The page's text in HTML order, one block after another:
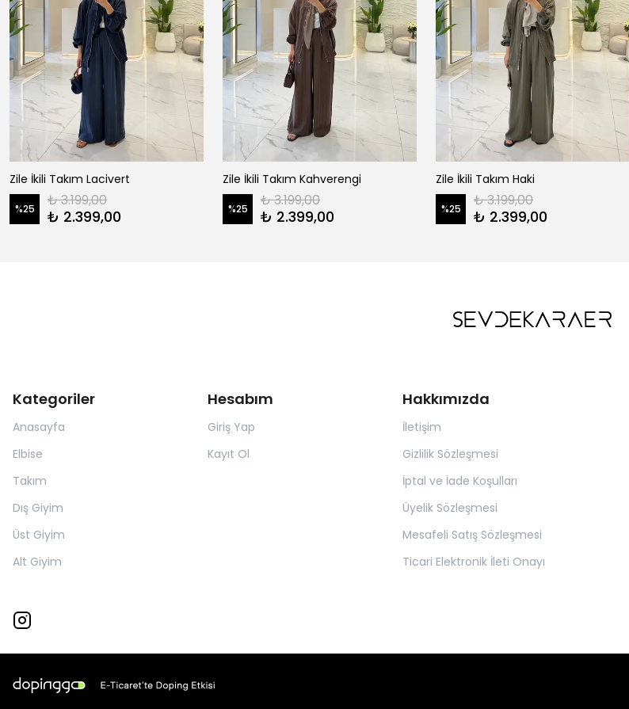
Zile İkili Takım Lacivert
%25 ₺ 3.199,00
₺ 2.399,00
Zile İkili Takım Kahverengi
%25 ₺ 3.199,00
₺ 2.399,00
Zile İkili Takım Haki
%25 ₺ 3.199,00
₺ 2.399,00
Kategoriler
Anasayfa
Elbise
Takım
Dış Giyim
Üst Giyim
Alt Giyim
Hesabım
Giriş Yap
Kayıt Ol
Hakkımızda
İletişim
Gizlilik Sözleşmesi
İptal ve İade Koşulları
Üyelik Sözleşmesi
Mesafeli Satış Sözleşmesi
Ticari Elektronik İleti Onayı